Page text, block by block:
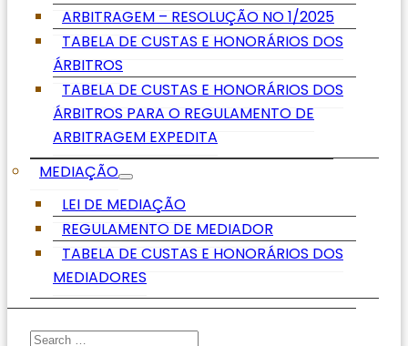
ARBITRAGEM – RESOLUÇÃO NO 1/2025
TABELA DE CUSTAS E HONORÁRIOS DOS
ÁRBITROS
TABELA DE CUSTAS E HONORÁRIOS DOS
ÁRBITROS PARA O REGULAMENTO DE
ARBITRAGEM EXPEDITA
MEDIAÇÃO
LEI DE MEDIAÇÃO
REGULAMENTO DE MEDIADOR
TABELA DE CUSTAS E HONORÁRIOS DOS
MEDIADORES